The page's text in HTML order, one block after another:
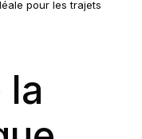
pour les trajets
la